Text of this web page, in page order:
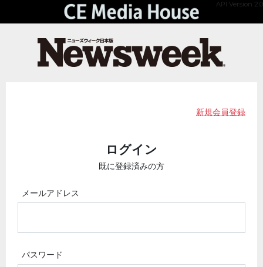
API Version 2.0
新規会員登録
ログイン
既に登録済みの方
メールアドレス
パスワード